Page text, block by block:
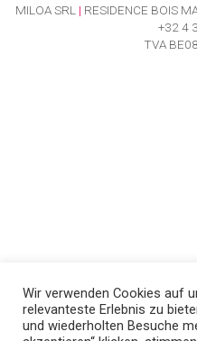
MILOA SRL | RESIDENCE BOIS
+32 4
TVA
Wir verwenden Cookies auf
relevanteste Erlebnis zu
und wiederholten Besuche